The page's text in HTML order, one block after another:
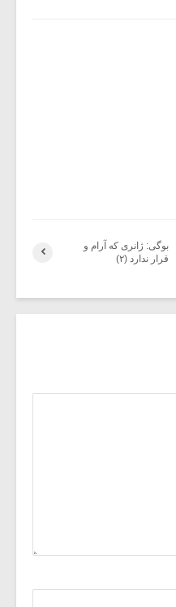
بوگی: ژانری که آرام و
قرار ندارد (۲)